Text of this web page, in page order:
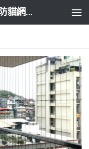
高高順隱形鐵窗 防墜網 防鴿網 防貓網 防盜網